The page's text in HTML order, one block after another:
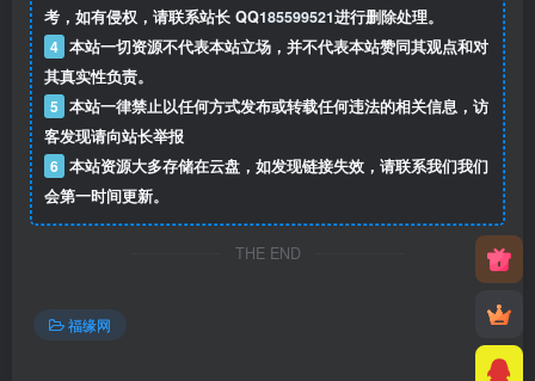
考，如有侵权，请联系站长 QQ185599521进行删除处理。
4 本站一切资源不代表本站立场，并不代表本站赞同其观点和对
其真实性负责。
5 本站一律禁止以任何方式发布或转载任何违法的相关信息，访
客发现请向站长举报
6 本站资源大多存储在云盘，如发现链接失效，请联系我们我们
会第一时间更新。
THE END
福缘网